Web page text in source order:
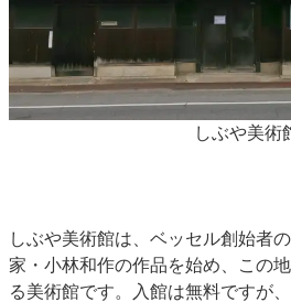
しぶや美術
しぶや美術館は、ベッセル創始者
家・小林和作の作品を始め、この
る美術館です。入館は無料ですが